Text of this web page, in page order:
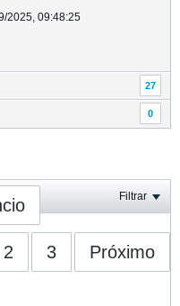
2025, 09:48:25
27
0
Filtrar
2 3 Próximo